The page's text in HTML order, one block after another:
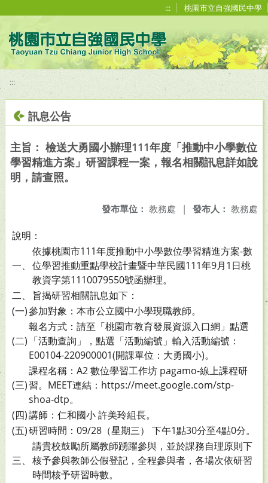
::: 桃園市立自強國民中學
:::
訊息公告
主旨： 檢送大勇國小辦理111年度「推動中小學數位
學習精進方案」研習課程一案，報名相關訊息詳如說
明，請查照。
發布人： 教務處
發布單位： 教務處 |
說明：
一、
依據桃園市111年度推動中小學數位學習精進方案-數
位學習推動重點學校計畫暨中華民國111年9月1日桃
教資字第1110079550號函辦理。
二、
旨揭研習相關訊息如下：
(一)參加對象：本市公立國中小學現職教師。
(二)
報名方式：請至「桃園市教育發展資源入口網」點選
「活動查詢」，點選「活動編號」輸入活動編號：
E00104-220900001(開課單位：大勇國小)。
(三)
課程名稱：A2 數位學習工作坊 pagamo-線上課程研
習。MEET連結：https://meet.google.com/stp-
shoa-dtp。
(四)講師：仁和國小 許美玲組長。
(五)研習時間：09/28（星期三） 下午1點30分至4點0分。
三、
請貴校鼓勵所屬教師踴躍參與，並於課務自理原則下
核予參與教師公假登記，全程參與者，各場次依研習
時間核予研習時數。